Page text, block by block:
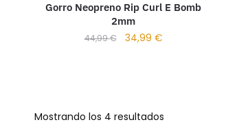
Gorro Neopreno Rip Curl E Bomb
2mm
44,99€ 34,99 €
Mostrando los 4 resultados